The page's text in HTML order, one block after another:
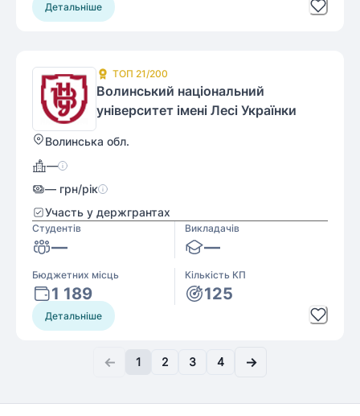
Детальніше
ТОП 21/200
Волинський національний
університет імені Лесі Українки
Волинська обл.
—
— грн/рік
Участь у держгрантах
Студентів
—
Викладачів
—
Бюджетних місць
1 189
Кількість КП
125
Детальніше
← 1 2 3 4 →